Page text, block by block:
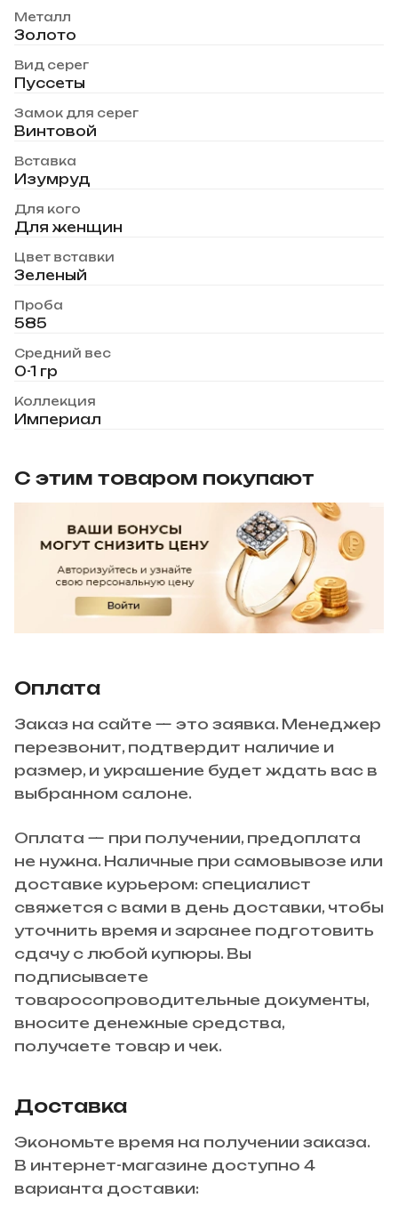
Металл
Золото
Вид серег
Пуссеты
Замок для серег
Винтовой
Вставка
Изумруд
Для кого
Для женщин
Цвет вставки
Зеленый
Проба
585
Средний вес
0-1 гр
Коллекция
Империал
С этим товаром покупают
Оплата
Заказ на сайте — это заявка. Менеджер
перезвонит, подтвердит наличие и
размер, и украшение будет ждать вас в
выбранном салоне.
Оплата — при получении, предоплата
не нужна. Наличные при самовывозе или
доставке курьером: специалист
свяжется с вами в день доставки, чтобы
уточнить время и заранее подготовить
сдачу с любой купюры. Вы
подписываете
товаросопроводительные документы,
вносите денежные средства,
получаете товар и чек.
Доставка
Экономьте время на получении заказа.
В интернет-магазине доступно 4
варианта доставки: